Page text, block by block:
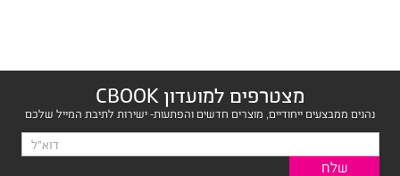
מצטרפים למועדון CBOOK
נהנים ממבצעים ייחודיים, מוצרים חדשים והפתעות- ישירות לתיבת המייל שלכם